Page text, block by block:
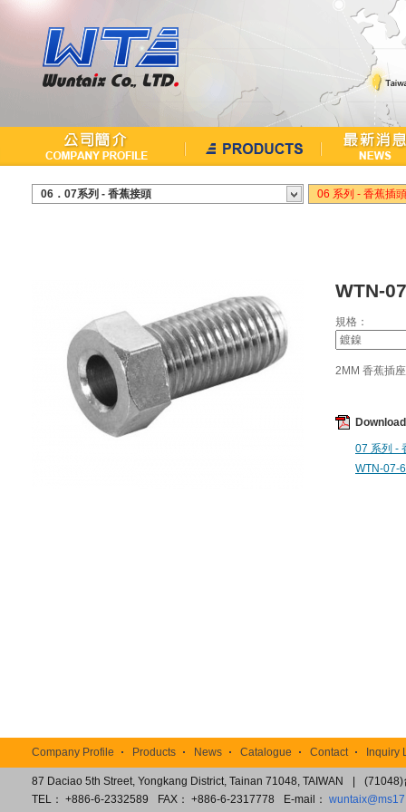
06．07系列 - 香蕉接頭 06 系列 - 香蕉插頭
WTN-
規格：
2MM 香蕉插
07 系列 -
WTN-07-
Company Profile Products News Catalogue Contact Inquiry
87 Daciao 5th Street, Yongkang District, Tainan 71048, TAIWAN
(71048)
TEL： +886-6-2332589
FAX： +886-6-2317778 E-mail：
TOP